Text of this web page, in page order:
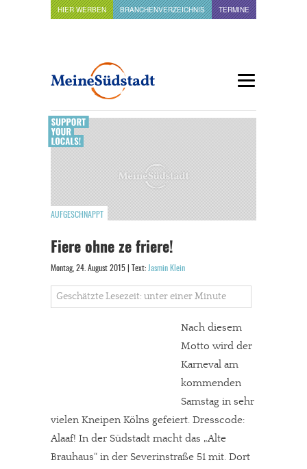
HIER WERBEN BRANCHENVERZEICHNIS TERMINE
AUFGESCHNAPPT
Fiere ohne ze friere!
Montag, 24. August 2015 | Text: Jasmin Klein
Geschätzte Lesezeit: unter einer Minute
Nach diesem
Motto wird der
Karneval am
kommenden
Samstag in sehr
vielen Kneipen Kölns gefeiert. Dresscode:
Alaaf! In der Südstadt macht das „Alte
Brauhaus“ in der Severinstraße 51 mit. Dort